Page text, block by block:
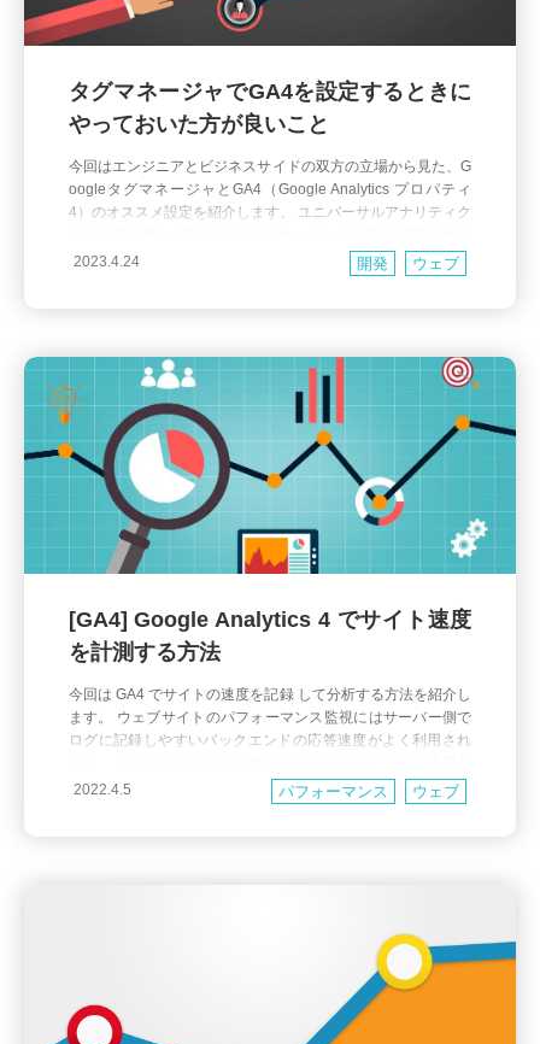
タグマネージャでGA4を設定するときに
やっておいた方が良いこと
今回はエンジニアとビジネスサイドの双方の立場から見た、G
oogleタグマネージャとGA4（Google Analytics プロパティ
4）のオススメ設定を紹介します。 ユニバーサルアナリティク
方が増えていることと思います。 タグマネージャは便利なの
ですが、1つ問題点としてタグマネージャ経由でGA4を埋め込
2023.4.24 開発 ウェブ
[GA4] Google Analytics 4 でサイト速度
を計測する方法
今回は GA4 でサイトの速度を記録 して分析する方法を紹介し
ます。 ウェブサイトのパフォーマンス監視にはサーバー側で
ログに記録しやすいバックエンドの応答速度がよく利用され
拡大しているので バックエンドの応答速度だけでは利用者の
体感速度を正しく表していない という問題があります。 2023
2022.4.5 パフォーマンス ウェブ